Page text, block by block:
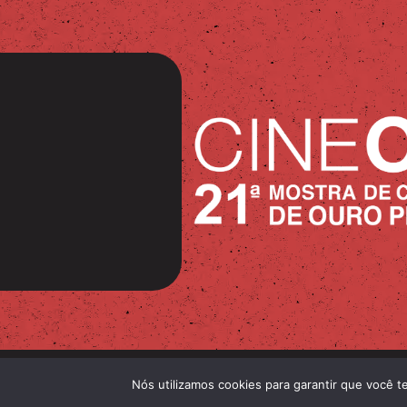
Nós utilizamos cookies para garantir que você